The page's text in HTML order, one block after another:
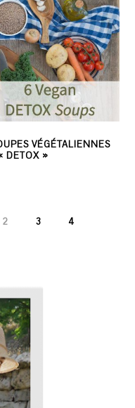
VÉGÉTALIENNES
DETOX »
PAGE
2 PAGE
3 PAGE
4